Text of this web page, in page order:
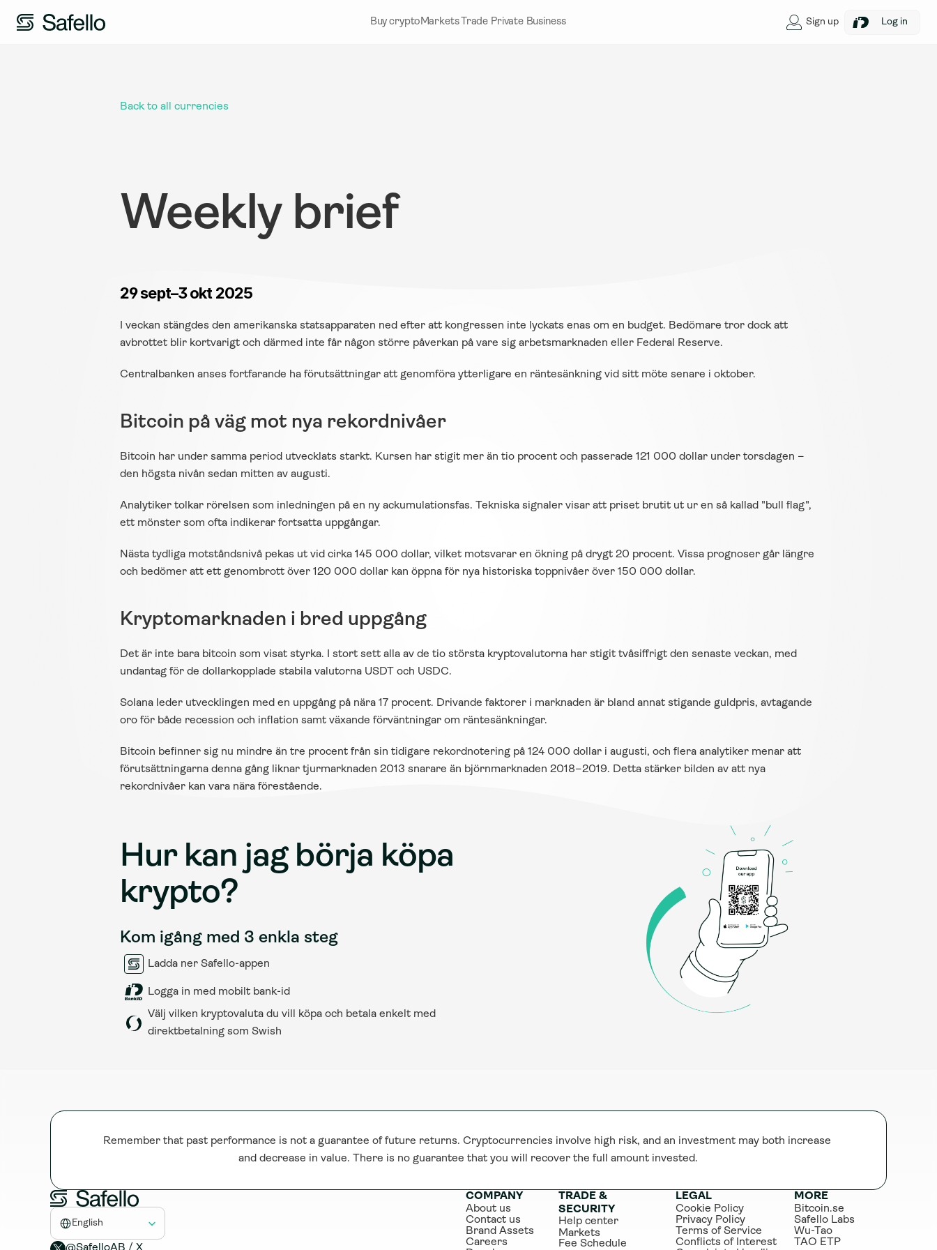
Buy cryptoMarkets Trade Private Business Sign up Log in
Back to all currencies
Weekly brief
29 sept–3 okt 2025
I veckan stängdes den amerikanska statsapparaten ned efter att kongressen inte lyckats enas om en budget. Bedömare tror dock att
avbrottet blir kortvarigt och därmed inte får någon större påverkan på vare sig arbetsmarknaden eller Federal Reserve.
Centralbanken anses fortfarande ha förutsättningar att genomföra ytterligare en räntesänkning vid sitt möte senare i oktober.
Bitcoin på väg mot nya rekordnivåer
Bitcoin har under samma period utvecklats starkt. Kursen har stigit mer än tio procent och passerade 121 000 dollar under torsdagen –
den högsta nivån sedan mitten av augusti.
Analytiker tolkar rörelsen som inledningen på en ny ackumulationsfas. Tekniska signaler visar att priset brutit ut ur en så kallad "bull flag",
ett mönster som ofta indikerar fortsatta uppgångar.
Nästa tydliga motståndsnivå pekas ut vid cirka 145 000 dollar, vilket motsvarar en ökning på drygt 20 procent. Vissa prognoser går längre
och bedömer att ett genombrott över 120 000 dollar kan öppna för nya historiska toppnivåer över 150 000 dollar.
Kryptomarknaden i bred uppgång
Det är inte bara bitcoin som visat styrka. I stort sett alla av de tio största kryptovalutorna har stigit tvåsiffrigt den senaste veckan, med
undantag för de dollarkopplade stabila valutorna USDT och USDC.
Solana leder utvecklingen med en uppgång på nära 17 procent. Drivande faktorer i marknaden är bland annat stigande guldpris, avtagande
oro för både recession och inflation samt växande förväntningar om räntesänkningar.
Bitcoin befinner sig nu mindre än tre procent från sin tidigare rekordnotering på 124 000 dollar i augusti, och flera analytiker menar att
förutsättningarna denna gång liknar tjurmarknaden 2013 snarare än björnmarknaden 2018–2019. Detta stärker bilden av att nya
rekordnivåer kan vara nära förestående.
Hur kan jag börja köpa
krypto?
Kom igång med 3 enkla steg
Ladda ner Safello-appen
Logga in med mobilt bank-id
Välj vilken kryptovaluta du vill köpa och betala enkelt med
direktbetalning som Swish
Remember that past performance is not a guarantee of future returns. Cryptocurrencies involve high risk, and an investment may both increase
and decrease in value. There is no guarantee that you will recover the full amount invested.
Select Language
English
COMPANY
About us
Contact us
Brand Assets
Careers
TRADE &
SECURITY
Help center
Markets
Fee Schedule
LEGAL
Cookie Policy
Privacy Policy
Terms of Service
Conflicts of Interest
MORE
Bitcoin.se
Safello Labs
Wu-Tao
TAO ETP